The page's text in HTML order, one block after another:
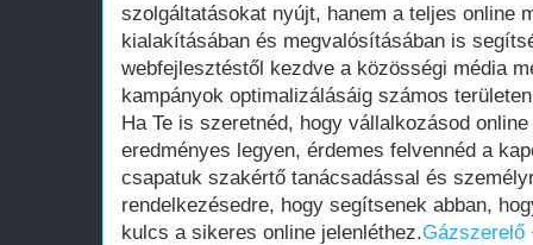
szolgáltatásokat nyújt, hanem a teljes online
kialakításában és megvalósításában is
webfejlesztéstől kezdve a közösségi média
kampányok optimalizálásáig számos
Ha Te is szeretnéd, hogy vállalkozásod
eredményes legyen, érdemes felvennéd a
csapatuk szakértő tanácsadással és
rendelkezésedre, hogy segítsenek abban,
kulcs a sikeres online jelenléthez.Gázszerelő